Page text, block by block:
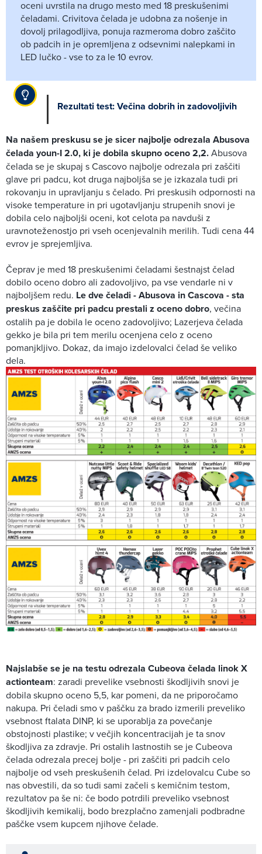
oceni uvrstila na drugo mesto med 18 preskušenimi
čeladami. Crivitova čelada je udobna za nošenje in
dovolj prilagodljiva, ponuja razmeroma dobro zaščito
ob padcih in je opremljena z odsevnimi nalepkami in
LED lučko - vse to za le 10 evrov.
Rezultati test: Večina dobrih in zadovoljivih
Na našem preskusu se je sicer najbolje odrezala Abusova
čelada youn-I 2.0, ki je dobila skupno oceno 2,2.Abusova
čelada se je skupaj s Cascovo najbolje odrezala pri zaščiti
glave pri padcu, kot druga najboljša se je izkazala tudi pri
rokovanju in upravljanju s čelado. Pri preskusih odpornosti na
visoke temperature in pri ugotavljanju strupenih snovi je
dobila celo najboljši oceni, kot celota pa navduši z
uravnoteženostjo pri vseh ocenjevalnih merilih. Tudi cena 44
evrov je sprejemljiva.
Čeprav je med 18 preskušenimi čeladami šestnajst čelad
dobilo oceno dobro ali zadovoljivo, pa vse vendarle ni v
najboljšem redu. Le dve čeladi - Abusova in Cascova - sta
preskus zaščite pri padcu prestali z oceno dobro, večina
ostalih pa je dobila le oceno zadovoljivo; Lazerjeva čelada
gekko je bila pri tem merilu ocenjena celo z oceno
pomanjkljivo. Dokaz, da imajo izdelovalci čelad še veliko
dela.
Najslabše se je na testu odrezala Cubeova čelada linok X
actionteam: zaradi prevelike vsebnosti škodljivih snovi je
dobila skupno oceno 5,5, kar pomeni, da ne priporočamo
nakupa. Pri čeladi smo v paščku za brado izmerili preveliko
vsebnost ftalata DINP, ki se uporablja za povečanje
obstojnosti plastike; v večjih koncentracijah je ta snov
škodljiva za zdravje. Pri ostalih lastnostih se je Cubeova
čelada odrezala precej bolje - pri zaščiti pri padcih celo
najbolje od vseh preskušenih čelad. Pri izdelovalcu Cube so
nas obvestili, da so tudi sami začeli s kemičnim testom,
rezultatov pa še ni: če bodo potrdili preveliko vsebnost
škodljivih kemikalij, bodo brezplačno zamenjali podbradne
paščke vsem kupcem njihove čelade.